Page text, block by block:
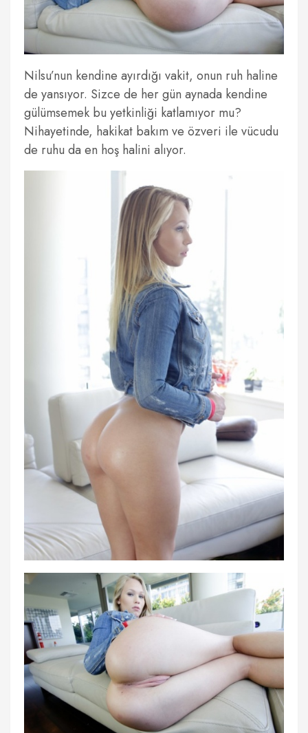
Nilsu’nun kendine ayırdığı vakit, onun ruh haline
de yansıyor. Sizce de her gün aynada kendine
gülümsemek bu yetkinliği katlamıyor mu?
Nihayetinde, hakikat bakım ve özveri ile vücudu
de ruhu da en hoş halini alıyor.